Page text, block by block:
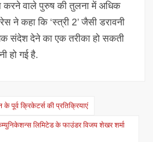
करने वाले पुरुष की तुलना में अधिक
ने कहा कि ‘स्त्री 2’ जैसी डरावनी
संदेश देने का एक तरीका हो सकती
हो गई है.
के पूर्व क्रिकेटर्स की प्रतिक्रियाएं
लिमिटेड के फाउंडर विजय शेखर शर्मा